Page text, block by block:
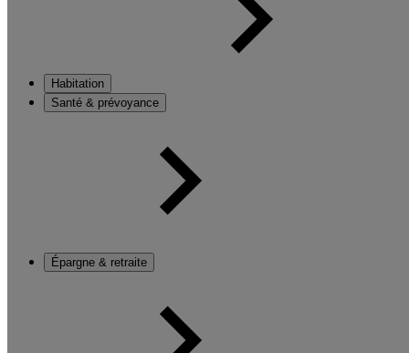
Habitation
Santé & prévoyance
Épargne & retraite